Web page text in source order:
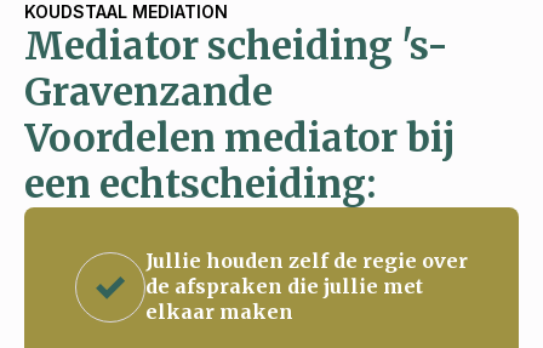
KOUDSTAAL MEDIATION
Mediator scheiding 's-
Gravenzande
Voordelen mediator bij
een echtscheiding:
Jullie houden zelf de regie over
de afspraken die jullie met
elkaar maken